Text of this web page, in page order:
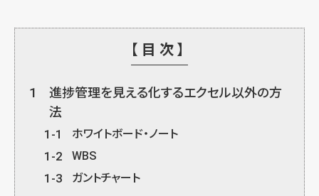
【目次】
1
進捗管理を見える化するエクセル以外の方
法
1-1 ホワイトボード・ノート
1-2 WBS
1-3 ガントチャート